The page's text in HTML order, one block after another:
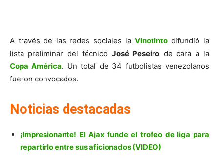
A través de las redes sociales la Vinotintodifundió la
lista preliminar del técnico José Peseiro de cara a la
Copa América. Un total de 34 futbolistas venezolanos
fueron convocados.
Noticias destacadas
¡Impresionante! El Ajax funde el trofeo de liga para
repartirlo entre sus aficionados (VIDEO)